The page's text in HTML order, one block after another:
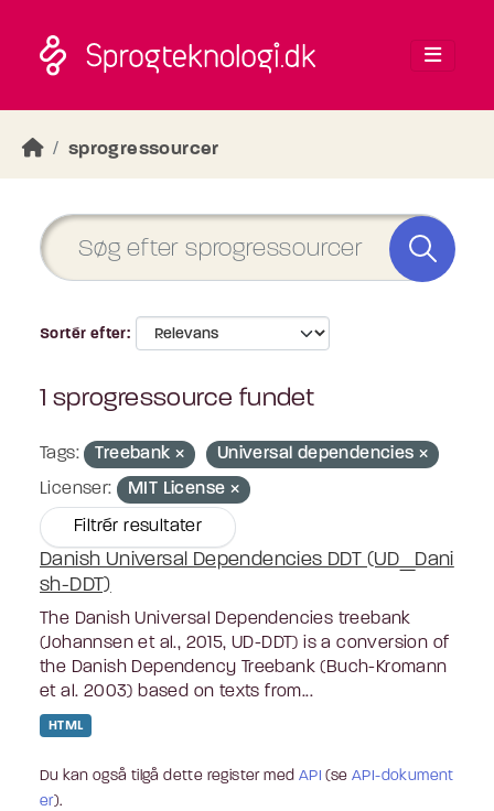
sprogressourcer
Sortér efter
1 sprogressource fundet
Tags: Treebank
Universal dependencies
Licenser:
MIT License
Filtrér resultater
Danish Universal Dependencies DDT (UD_Dani
sh-DDT)
The Danish Universal Dependencies treebank
(Johannsen et al., 2015, UD-DDT) is a conversion of
the Danish Dependency Treebank (Buch-Kromann
et al. 2003) based on texts from...
HTML
Du kan også tilgå dette register med API (seAPI-dokument
er).